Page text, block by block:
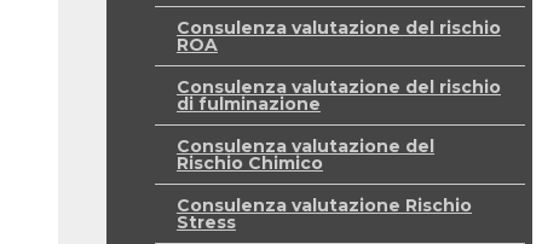
Consulenza valutazione del rischio
ROA
Consulenza valutazione del rischio
di fulminazione
Consulenza valutazione del
Rischio Chimico
Consulenza valutazione Rischio
Stress